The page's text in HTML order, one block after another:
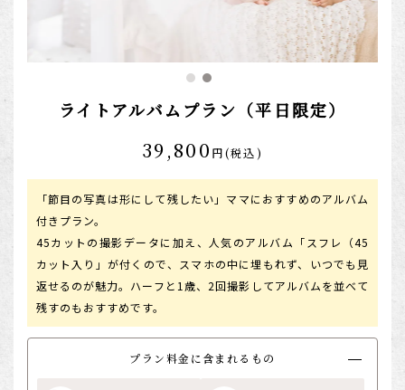
ライトアルバムプラン（平日限定）
39,800 円(税込)
「節目の写真は形にして残したい」ママにおすすめのアルバム
付きプラン。
45カットの撮影データに加え、人気のアルバム「スフレ（45
カット入り」が付くので、スマホの中に埋もれず、いつでも見
返せるのが魅力。ハーフと1歳、2回撮影してアルバムを並べて
残すのもおすすめです。
プラン料金に含まれるもの